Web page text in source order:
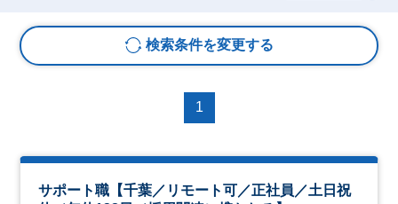
検索条件を変更する
1
サポート職【千葉／リモート可／正社員／土日祝